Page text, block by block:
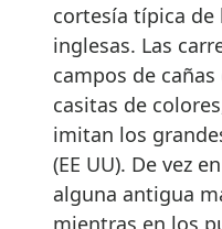
cortesía típica de
inglesas. Las
campos de
casitas de
imitan los
(EE UU). De vez
alguna antigua
mientras en los